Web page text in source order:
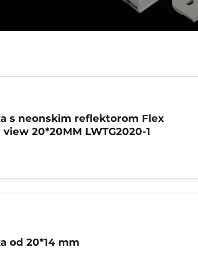
s neonskim reflektorom Flex
view 20*20MM LWTG2020-1
od 20*14 mm